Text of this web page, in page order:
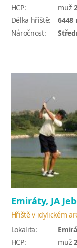
HCP:
muž
Délka hřiště:
6448
Náročnost:
Emiráty, JA
Hřiště v idylickém
Lokalita:
HCP:
muž